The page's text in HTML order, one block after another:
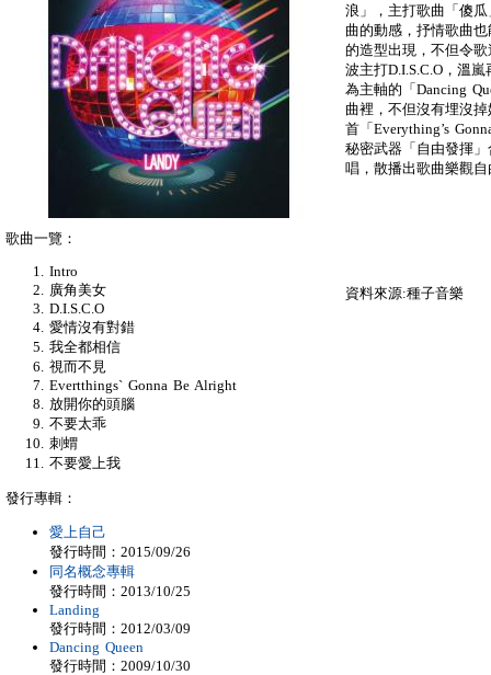
浪」，主打歌曲「傻
曲的動感，抒情歌曲
的造型出現，不但令
波主打D.I.S.C.O，溫
為主軸的「Dancing
曲裡，不但沒有埋沒
首「Everything’s
秘密武器「自由發揮
唱，散播出歌曲樂觀
資料來源:種子音樂
歌曲一覽：
Intro
廣角美女
D.I.S.C.O
愛情沒有對錯
我全都相信
視而不見
Evertthings` Gonna Be Alright
放開你的頭腦
不要太乖
刺蝟
不要愛上我
發行專輯：
愛上自己
發行時間：2015/09/26
同名概念專輯
發行時間：2013/10/25
Landing
發行時間：2012/03/09
Dancing Queen
發行時間：2009/10/30